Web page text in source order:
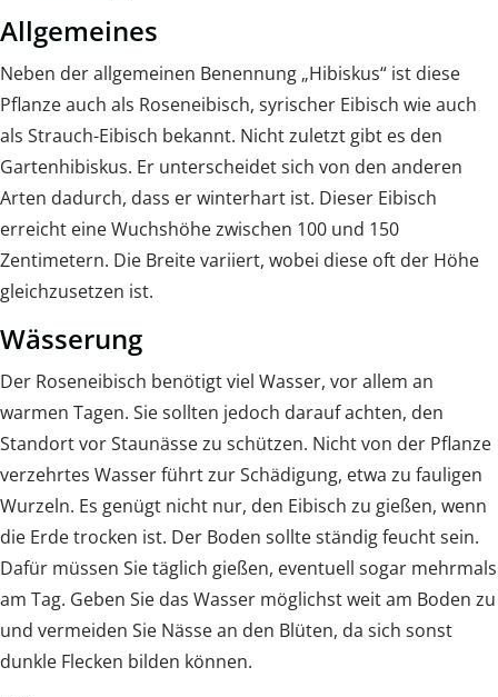
Allgemeines
Neben der allgemeinen Benennung „Hibiskus“ ist diese
Pflanze auch als Roseneibisch, syrischer Eibisch wie auch
als Strauch-Eibisch bekannt. Nicht zuletzt gibt es den
Gartenhibiskus. Er unterscheidet sich von den anderen
Arten dadurch, dass er winterhart ist. Dieser Eibisch
erreicht eine Wuchshöhe zwischen 100 und 150
Zentimetern. Die Breite variiert, wobei diese oft der Höhe
gleichzusetzen ist.
Wässerung
Der Roseneibisch benötigt viel Wasser, vor allem an
warmen Tagen. Sie sollten jedoch darauf achten, den
Standort vor Staunässe zu schützen. Nicht von der Pflanze
verzehrtes Wasser führt zur Schädigung, etwa zu fauligen
Wurzeln. Es genügt nicht nur, den Eibisch zu gießen, wenn
die Erde trocken ist. Der Boden sollte ständig feucht sein.
Dafür müssen Sie täglich gießen, eventuell sogar mehrmals
am Tag. Geben Sie das Wasser möglichst weit am Boden zu
und vermeiden Sie Nässe an den Blüten, da sich sonst
dunkle Flecken bilden können.